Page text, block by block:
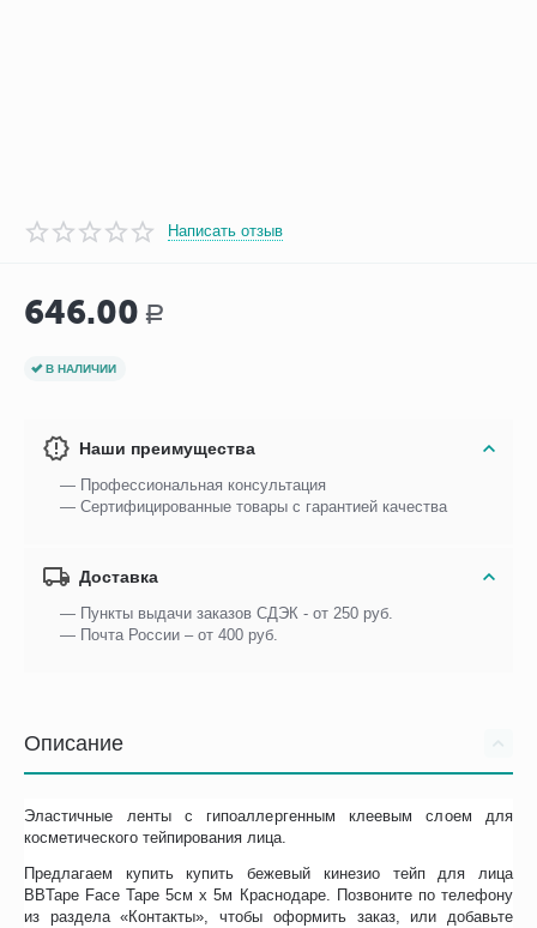
Написать отзыв
646.00 Р
В НАЛИЧИИ
Наши преимущества
— Профессиональная консультация
— Сертифицированные товары с гарантией качества
Доставка
— Пункты выдачи заказов СДЭК - от 250 руб.
— Почта России – от 400 руб.
Описание
Эластичные ленты с гипоаллергенным клеевым слоем для
косметического тейпирования лица.
Предлагаем купить купить бежевый кинезио тейп для лица
BBTape Face Tape 5см х 5м Краснодаре. Позвоните по телефону
из раздела «Контакты», чтобы оформить заказ, или добавьте